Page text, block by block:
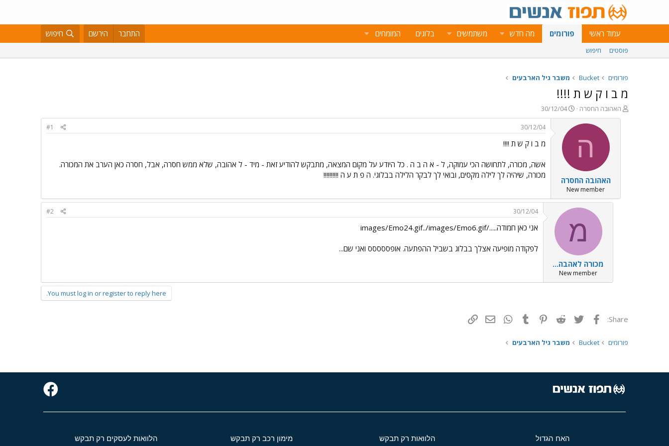
עמוד ראשי פורומים מה חדש משתמשים בלוגים המומחים התחבר הירשם חיפוש
פוסטים חיפוש
פורומים Bucket משבר גיל הארבעים
מ ב ו ק ש ת !!!!
פ
ו
האהובה החסרה
פ
ו
ס
ת
ר
י
ך
30/12/04
ה
האהובה החסרה
New member
30/12/04
#1
מ ב ו ק ש ת !!!!
אשה, מכורה, לתחושה הכי עמוקה, ל - א ה ב ה . כל היודע על מקום המצאה, מתבקש להודיע זאת - מיד - ל אהובה, שלא ממש חסרה, אבל, חסרה כאן הערב את המכורה.
מכורה, שיהיה לך לילה מקסים, ובואי לך לבקר הלילה בבלוגי. ה פ ת ע ה !!!!!!!!!!
מ
מכורה לאהבה...
New member
30/12/04
#2
אני כאן חמודה...../images/Emo24.gif../images/Emo6.gif
לפקודה מופיעה אצלך בבלוג בשביל ההפתעה. אופססססס ואני שם...
You must log in or register to reply here.
Share: פייסבוק Twitter
Reddit
Pinterest
Tumblr
WhatsAppדואר אלקטרוני
פורומים Bucket משבר גיל הארבעים
האח הגדול הלוואות רק תבקש מימון רכב רק תבקש הלוואות לעסקים רק תבקש